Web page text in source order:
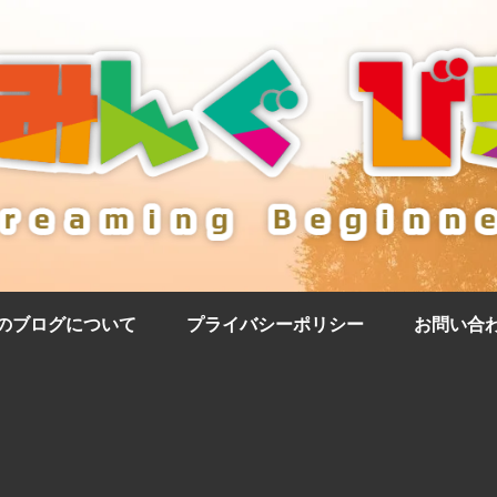
ブログについて プライバシーポリシー お問い合